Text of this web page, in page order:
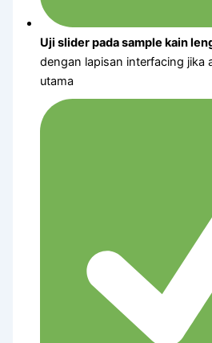
Uji slider pada sample kain
dengan lapisan interfacing jika
utama